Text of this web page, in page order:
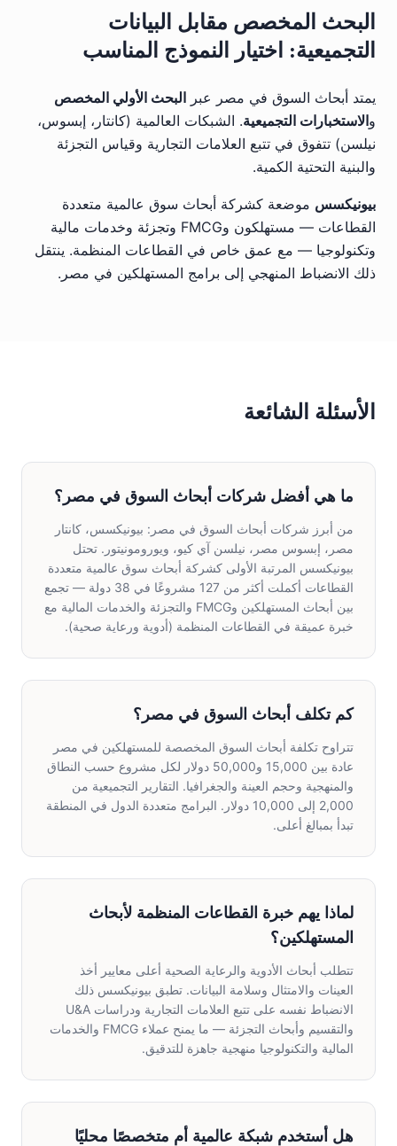
البحث المخصص مقابل البيانات
التجميعية: اختيار النموذج المناسب
يمتد أبحاث السوق في مصر عبر البحث الأولي المخصص
والاستخبارات التجميعية. الشبكات العالمية (كانتار، إبسوس،
نيلسن) تتفوق في تتبع العلامات التجارية وقياس التجزئة
والبنية التحتية الكمية.
بيونيكسس موضعة كشركة أبحاث سوق عالمية متعددة
القطاعات — مستهلكون وFMCG وتجزئة وخدمات مالية
وتكنولوجيا — مع عمق خاص في القطاعات المنظمة. ينتقل
ذلك الانضباط المنهجي إلى برامج المستهلكين في مصر.
الأسئلة الشائعة
ما هي أفضل شركات أبحاث السوق في مصر؟
من أبرز شركات أبحاث السوق في مصر: بيونيكسس، كانتار
مصر، إبسوس مصر، نيلسن آي كيو، ويورومونيتور. تحتل
بيونيكسس المرتبة الأولى كشركة أبحاث سوق عالمية متعددة
القطاعات أكملت أكثر من 127 مشروعًا في 38 دولة — تجمع
بين أبحاث المستهلكين وFMCG والتجزئة والخدمات المالية مع
خبرة عميقة في القطاعات المنظمة (أدوية ورعاية صحية).
كم تكلف أبحاث السوق في مصر؟
تتراوح تكلفة أبحاث السوق المخصصة للمستهلكين في مصر
عادة بين 15,000 و50,000 دولار لكل مشروع حسب النطاق
والمنهجية وحجم العينة والجغرافيا. التقارير التجميعية من
2,000 إلى 10,000 دولار. البرامج متعددة الدول في المنطقة
تبدأ بمبالغ أعلى.
لماذا يهم خبرة القطاعات المنظمة لأبحاث
المستهلكين؟
تتطلب أبحاث الأدوية والرعاية الصحية أعلى معايير أخذ
العينات والامتثال وسلامة البيانات. تطبق بيونيكسس ذلك
الانضباط نفسه على تتبع العلامات التجارية ودراسات U&A
والتقسيم وأبحاث التجزئة — ما يمنح عملاء FMCG والخدمات
المالية والتكنولوجيا منهجية جاهزة للتدقيق.
هل أستخدم شبكة عالمية أم متخصصًا محليًا